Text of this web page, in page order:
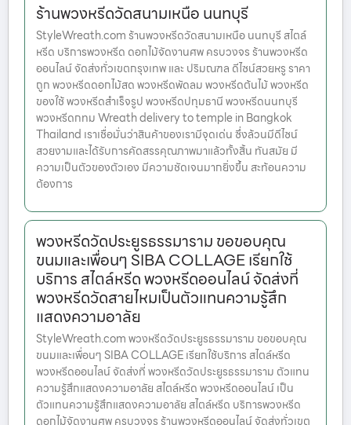
ร้านพวงหรีดวัดสนามเหนือ นนทบุรี
StyleWreath.com ร้านพวงหรีดวัดสนามเหนือ นนทบุรี สไตล์
หรีด บริการพวงหรีด ดอกไม้จัดงานศพ ครบวงจร ร้านพวงหรีด
ออนไลน์ จัดส่งทั่วเขตกรุงเทพ และ ปริมณฑล ดีไซน์สวยหรู ราคา
ถูก พวงหรีดดอกไม้สด พวงหรีดพัดลม พวงหรีดต้นไม้ พวงหรีด
ของใช้ พวงหรีดสำเร็จรูป พวงหรีดปทุมธานี พวงหรีดนนทบุรี
พวงหรีดกทม Wreath delivery to temple in Bangkok
Thailand เราเชื่อมั่นว่าสินค้าของเรามีจุดเด่น ซึ่งล้วนมีดีไซน์
สวยงามและได้รับการคัดสรรคุณภาพมาแล้วทั้งสิ้น ทันสมัย มี
ความเป็นตัวของตัวเอง มีความชัดเจนมากยิ่งขึ้น สะท้อนความ
ต้องการ
พวงหรีดวัดประยูรธรรมาราม ขอขอบคุณ
ขนมและเพื่อนๆ SIBA COLLAGE เรียกใช้
บริการ สไตล์หรีด พวงหรีดออนไลน์ จัดส่งที่
พวงหรีดวัดสายไหมเป็นตัวแทนความรู้สึก
แสดงความอาลัย
StyleWreath.com พวงหรีดวัดประยูรธรรมาราม ขอขอบคุณ
ขนมและเพื่อนๆ SIBA COLLAGE เรียกใช้บริการ สไตล์หรีด
พวงหรีดออนไลน์ จัดส่งที่ พวงหรีดวัดประยูรธรรมาราม ตัวแทน
ความรู้สึกแสดงความอาลัย สไตล์หรีด พวงหรีดออนไลน์ เป็น
ตัวแทนความรู้สึกแสดงความอาลัย สไตล์หรีด บริการพวงหรีด
ดอกไม้จัดงานศพ ครบวงจร ร้านพวงหรีดออนไลน์ จัดส่งทั่วเขต